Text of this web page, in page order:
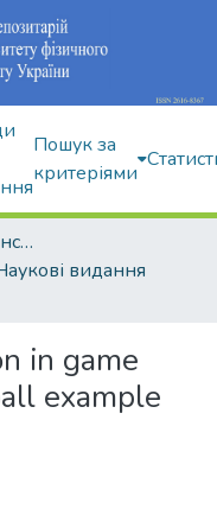
Пошук за
критеріями
Навчально-науковий інститут здоров'я, реабілітації та фізичного виховання
видання
in game
example